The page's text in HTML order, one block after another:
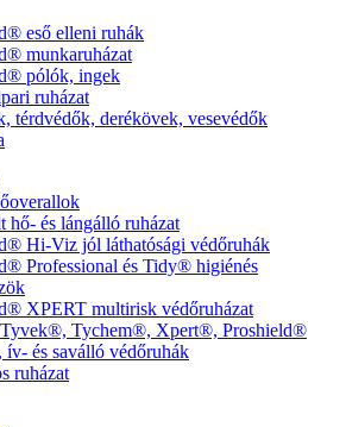
eső elleni ruhák
munkaruházat
pólók, ingek
ruházat
térdvédők, derékövek, vesevédők
hő- és lángálló ruházat
Hi-Viz jól láthatósági védőruhák
Professional és Tidy® higiénés
XPERT multirisk védőruházat
Tychem®, Xpert®, Proshield®
ív- és saválló védőruhák
ruházat